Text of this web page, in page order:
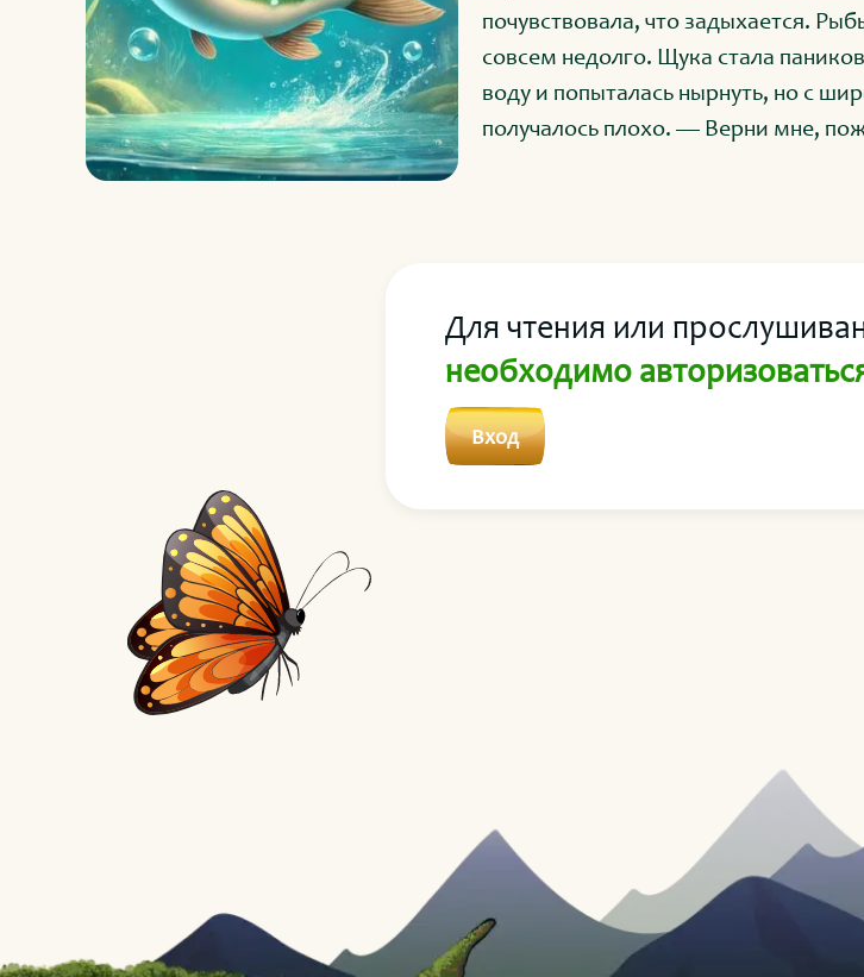
почувствовала, что задыхается.
совсем недолго. Щука стала
воду и попыталась нырнуть, но с
получалось плохо. — Верни мне,
Для чтения или
необходимо
Вход